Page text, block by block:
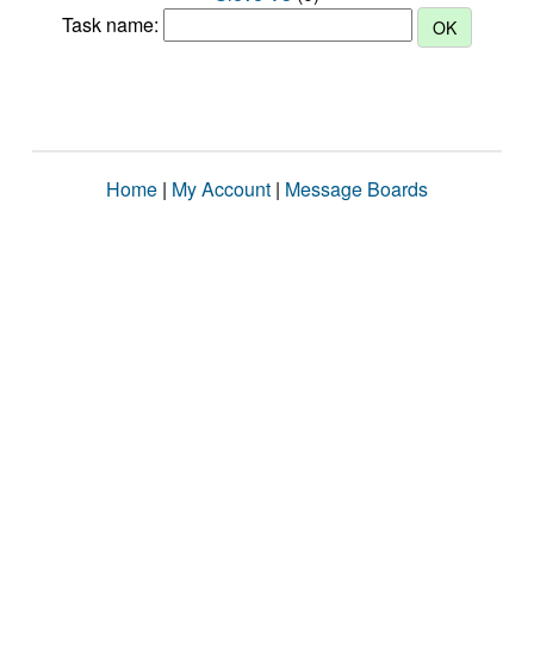
Task name:
Home | My Account | Message Boards